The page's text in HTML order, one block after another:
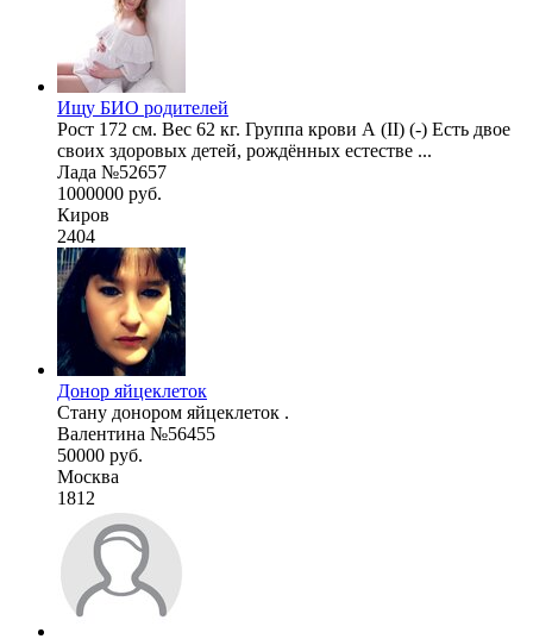
Ищу БИО родителей
Рост 172 см. Вес 62 кг. Группа крови А (II) (-) Есть двое
своих здоровых детей, рождённых естестве ...
Лада №52657
1000000 руб.
Киров
2404
Донор яйцеклеток
Стану донором яйцеклеток .
Валентина №56455
50000 руб.
Москва
1812